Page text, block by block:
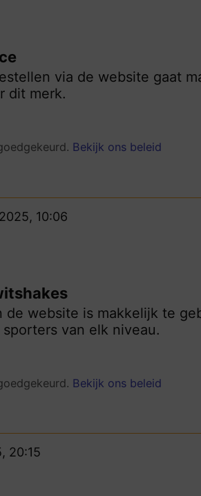
via de website gaat
dit merk.
Bekijk ons beleid
10:06
de website is makkelijk te
van elk niveau.
Bekijk ons beleid
20:15